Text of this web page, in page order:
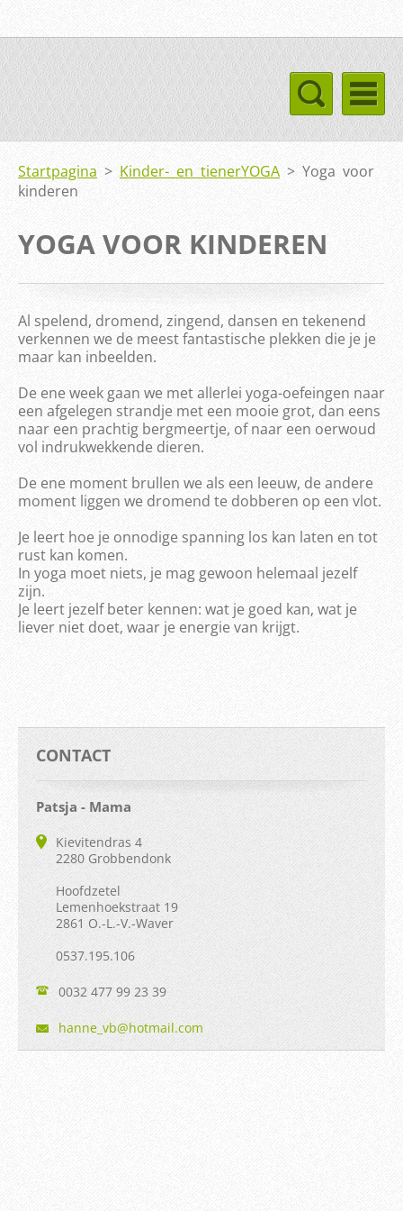
Startpagina > Kinder- en tienerYOGA > Yoga voor
kinderen
YOGA VOOR KINDEREN
Al spelend, dromend, zingend, dansen en tekenend
verkennen we de meest fantastische plekken die je je
maar kan inbeelden.
De ene week gaan we met allerlei yoga-oefeingen naar
een afgelegen strandje met een mooie grot, dan eens
naar een prachtig bergmeertje, of naar een oerwoud
vol indrukwekkende dieren.
De ene moment brullen we als een leeuw, de andere
moment liggen we dromend te dobberen op een vlot.
Je leert hoe je onnodige spanning los kan laten en tot
rust kan komen.
In yoga moet niets, je mag gewoon helemaal jezelf
zijn.
Je leert jezelf beter kennen: wat je goed kan, wat je
liever niet doet, waar je energie van krijgt.
CONTACT
Patsja - Mama
Kievitendras 4
2280 Grobbendonk
Hoofdzetel
Lemenhoekstraat 19
2861 O.-L.-V.-Waver
0537.195.106
0032 477 99 23 39
hanne_vb@hotmail.com